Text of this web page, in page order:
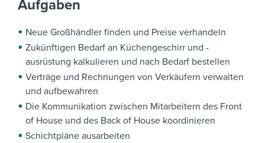
Aufgaben
Neue Großhändler finden und Preise verhandeln
Zukünftigen Bedarf an Küchengeschirr und -
ausrüstung kalkulieren und nach Bedarf bestellen
Verträge und Rechnungen von Verkäufern verwalten
und aufbewahren
Die Kommunikation zwischen Mitarbeitern des Front
of House und des Back of House koordinieren
Schichtpläne ausarbeiten